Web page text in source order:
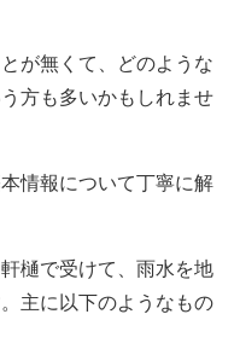
が無くて、どのような
方も多いかもしれませ
情報について丁寧に解
樋で受けて、雨水を地
主に以下のようなもの